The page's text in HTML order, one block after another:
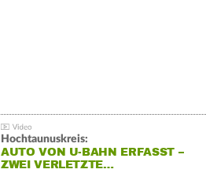
Hochtaunuskreis:
AUTO VON U-BAHN ERFASST –
ZWEI VERLETZTE…